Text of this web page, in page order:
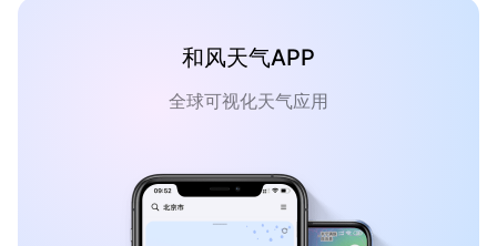
和风天气APP
全球可视化天气应用